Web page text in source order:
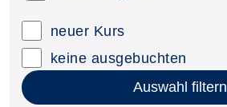
neuer Kurs
keine ausgebuchten
Auswahl filtern